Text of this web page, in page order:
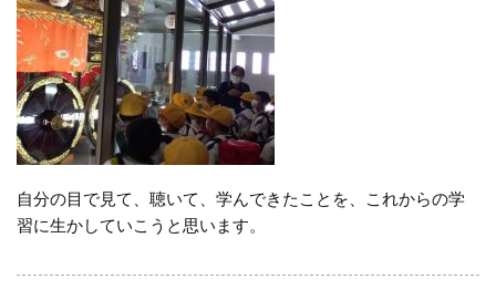
自分の目で見て、聴いて、学んできたことを、これからの学
習に生かしていこうと思います。